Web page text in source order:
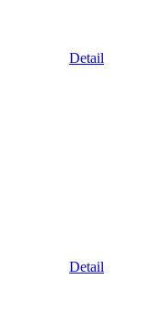
Detail
Detail